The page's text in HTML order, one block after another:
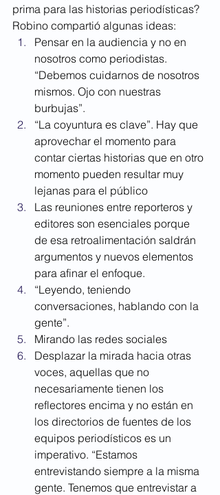
prima para las historias periodísticas?
Robino compartió algunas ideas:
Pensar en la audiencia y no en
nosotros como periodistas.
“Debemos cuidarnos de nosotros
mismos. Ojo con nuestras
burbujas”.
“La coyuntura es clave”. Hay que
aprovechar el momento para
contar ciertas historias que en otro
momento pueden resultar muy
lejanas para el público
Las reuniones entre reporteros y
editores son esenciales porque
de esa retroalimentación saldrán
argumentos y nuevos elementos
para afinar el enfoque.
“Leyendo, teniendo
conversaciones, hablando con la
gente”.
Mirando las redes sociales
Desplazar la mirada hacia otras
voces, aquellas que no
necesariamente tienen los
reflectores encima y no están en
los directorios de fuentes de los
equipos periodísticos es un
imperativo. “Estamos
entrevistando siempre a la misma
gente. Tenemos que entrevistar a